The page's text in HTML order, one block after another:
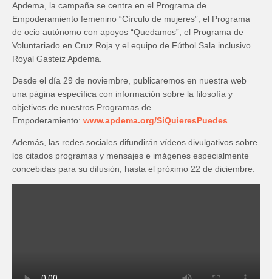
Apdema, la campaña se centra en el Programa de
Empoderamiento femenino “Círculo de mujeres”, el Programa
de ocio autónomo con apoyos “Quedamos”, el Programa de
Voluntariado en Cruz Roja y el equipo de Fútbol Sala inclusivo
Royal Gasteiz Apdema.
Desde el día 29 de noviembre, publicaremos en nuestra web
una página específica con información sobre la filosofía y
objetivos de nuestros Programas de
Empoderamiento: www.apdema.org/SiQuieresPuedes
Además, las redes sociales difundirán vídeos divulgativos sobre
los citados programas y mensajes e imágenes especialmente
concebidas para su difusión, hasta el próximo 22 de diciembre.